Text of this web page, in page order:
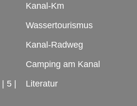
| 5 |
Kanal-Km
Wassertourismus
Kanal-Radweg
Camping am Kanal
Literatur